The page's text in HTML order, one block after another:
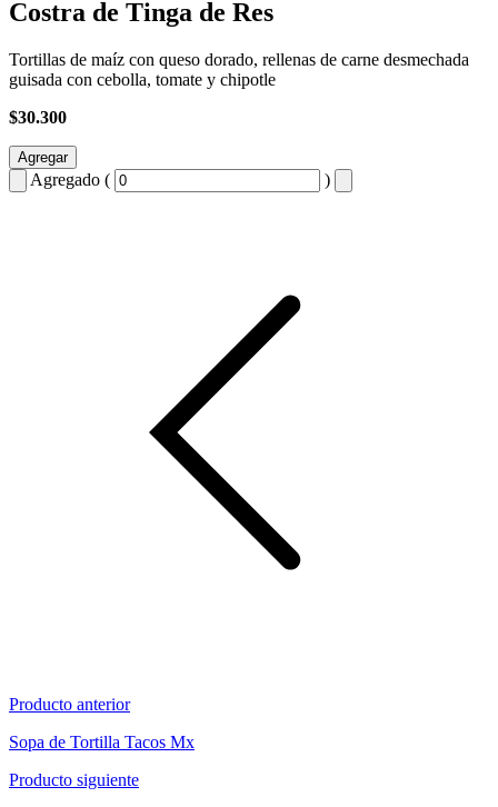
Costra de Tinga de Res
Tortillas de maíz con queso dorado, rellenas de carne desmechada
guisada con cebolla, tomate y chipotle
$30.300
Agregar
Agregado ( )
Producto anterior
Sopa de Tortilla Tacos Mx
Producto siguiente